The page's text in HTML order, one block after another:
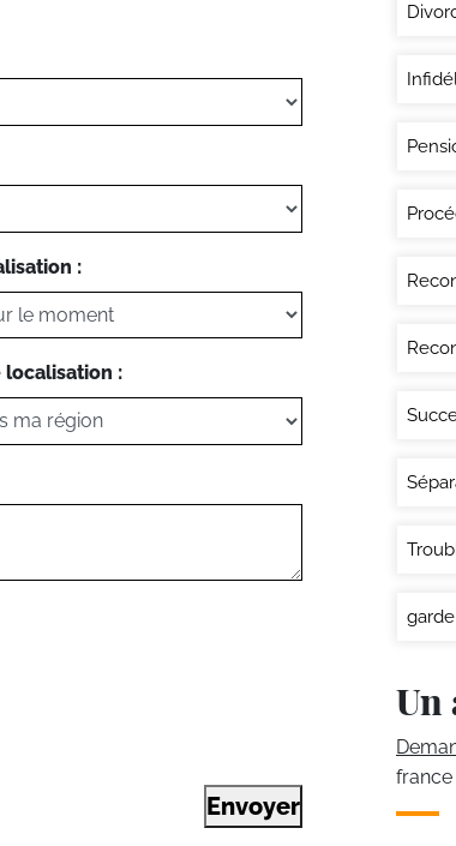
:
localisation :
Envoyer
Un
france